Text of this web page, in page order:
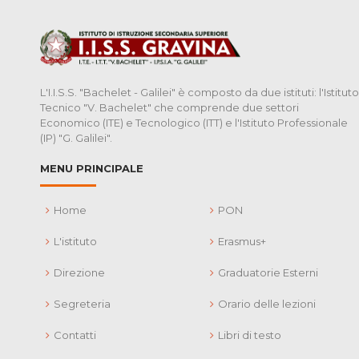
L'I.I.S.S. "Bachelet - Galilei" è composto da due istituti: l'Istituto
Tecnico "V. Bachelet" che comprende due settori
Economico (ITE) e Tecnologico (ITT) e l'Istituto Professionale
(IP) "G. Galilei".
MENU PRINCIPALE
Home
L'istituto
Direzione
Segreteria
Contatti
PON
Erasmus+
Graduatorie Esterni
Orario delle lezioni
Libri di testo